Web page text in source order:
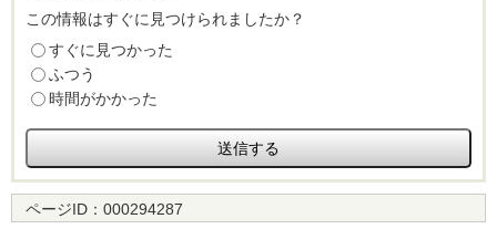
この情報はすぐに見つけられましたか？
すぐに見つかった
ふつう
時間がかかった
ページID： 000294287